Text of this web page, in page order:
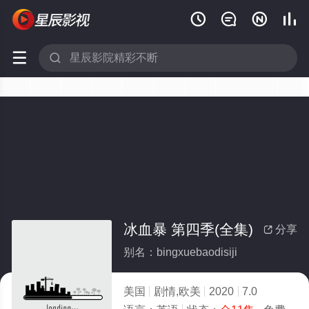
   
 
 分享
冰血暴 第四季(全集)
别名：bingxuebaodisiji
美国 剧情,欧美 2020
7.0